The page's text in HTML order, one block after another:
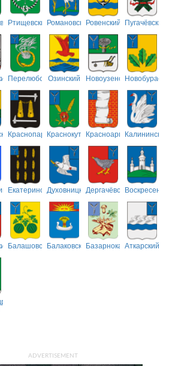
РтищевскийРомановскийРовенский Пугачёвский
ПерелюбскийОзинский НовоузенскийНовобурасский
Краснопартизанский
КраснокутскийКрасноармейский
Калининский
ЕкатериновскийДуховницкийДергачёвскийВоскресенский
БалашовскийБалаковскийБазарнокарабулакский
Аткарский
ADVERTISEMENT